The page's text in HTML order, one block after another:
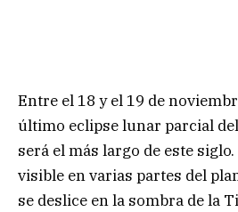
Entre el 18 y el 19 de
último eclipse lunar parcial
será el más largo de este
visible en varias partes del
se deslice en la sombra de la